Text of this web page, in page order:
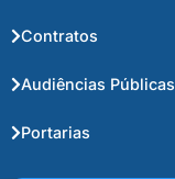
Contratos
Audiências Públicas
Portarias